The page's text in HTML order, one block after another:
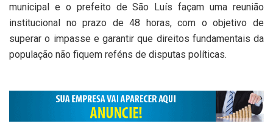
municipal e o prefeito de São Luís façam uma reunião
institucional no prazo de 48 horas, com o objetivo de
superar o impasse e garantir que direitos fundamentais da
população não fiquem reféns de disputas políticas.